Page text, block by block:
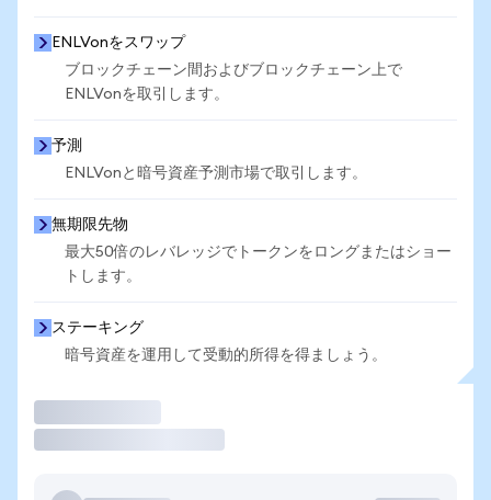
ENLVonをスワップ
ブロックチェーン間およびブロックチェーン上で
ENLVonを取引します。
予測
ENLVonと暗号資産予測市場で取引します。
無期限先物
最大50倍のレバレッジでトークンをロングまたはショー
トします。
ステーキング
暗号資産を運用して受動的所得を得ましょう。